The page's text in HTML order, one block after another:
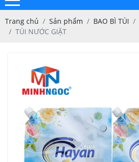
Trang chủ Sản phẩm BAO BÌ TÚI
TÚI NƯỚC GIẶT